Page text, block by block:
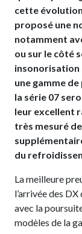
cette
proposé une
notamment
ou sur le côté
insonorisation
une gamme
la série 07
leur excellent
très mesuré
du
La meilleure
l’arrivée des
avec la
modèles de la